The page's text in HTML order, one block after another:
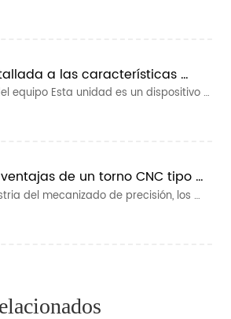
por computadora. Está diseñado
cónicos y r...
a las características
de la revista rotativa y el
equipo Esta unidad es un dispositivo
automático dedicado para
CNC. Automatiza completamente la
para to... de un torno CNC tipo
del mecanizado de precisión, los
estrictas y menores costos de